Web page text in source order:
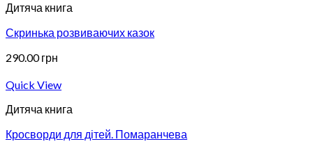
Дитяча книга
Скринька розвиваючих казок
290.00грн
Quick View
Дитяча книга
Кросворди для дітей. Помаранчева